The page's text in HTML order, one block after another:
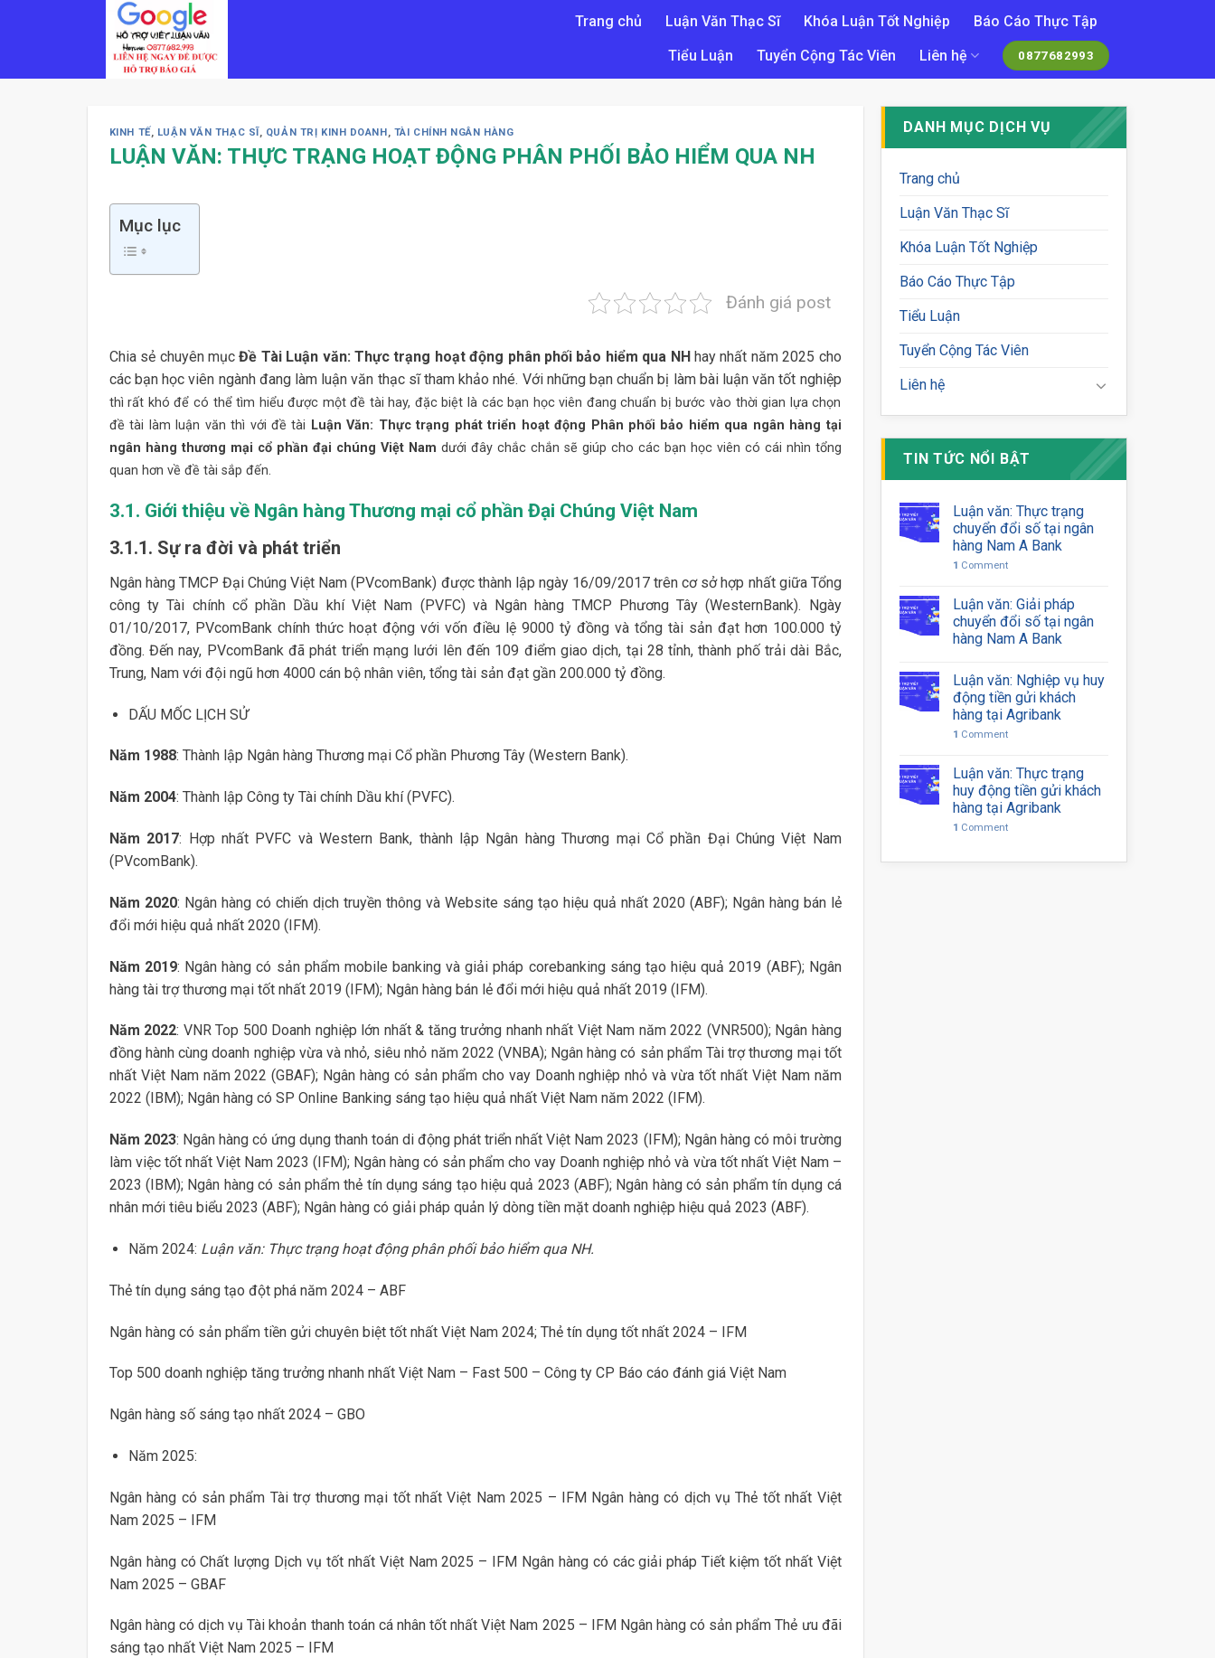
Trang chủ Luận Văn Thạc Sĩ Khóa Luận Tốt Nghiệp
Báo Cáo Thực Tập
Tiểu Luận
Tuyển Cộng Tác Viên Liên hệ 0877682993
KINH TẾ, LUẬN VĂN THẠC SĨ , QUẢN TRỊ KINH DOANH, TÀI CHÍNH NGÂN HÀNG
LUẬN VĂN: THỰC TRẠNG HOẠT ĐỘNG PHÂN PHỐI BẢO HIỂM QUA NH
Mục lục
Đánh giá post
Chia sẻ chuyên mụcĐề Tài Luận văn: Thực trạng hoạt động phân phối bảo hiểm qua NHhay nhất năm 2025 cho
các bạn học viên ngành đang làm luận văn thạc sĩ tham khảo nhé. Với những bạn chuẩn bị làm bài luận văn tốt nghiệp
thì rất khó để có thể tìm hiểu được một đề tài hay, đặc biệt là các bạn học viên đang chuẩn bị bước vào thời gian lựa chọn
đề tài làm luận văn thì với đề tài Luận Văn: Thực trạng phát triển hoạt động Phân phối bảo hiểm qua ngân hàng tại
ngân hàng thương mại cổ phần đại chúng Việt Nam dưới đây chắc chắn sẽ giúp cho các bạn học viên có cái nhìn tổng
quan hơn về đề tài sắp đến.
3.1. Giới thiệu về Ngân hàng Thương mại cổ phần Đại Chúng Việt Nam
3.1.1. Sự ra đời và phát triển
Ngân hàng TMCP Đại Chúng Việt Nam (PVcomBank) được thành lập ngày 16/09/2017 trên cơ sở hợp nhất giữa Tổng
công ty Tài chính cổ phần Dầu khí Việt Nam (PVFC) và Ngân hàng TMCP Phương Tây (WesternBank). Ngày
01/10/2017, PVcomBank chính thức hoạt động với vốn điều lệ 9000 tỷ đồng và tổng tài sản đạt hơn 100.000 tỷ
đồng. Đến nay, PVcomBank đã phát triển mạng lưới lên đến 109 điểm giao dịch, tại 28 tỉnh, thành phố trải dài Bắc,
Trung, Nam với đội ngũ hơn 4000 cán bộ nhân viên, tổng tài sản đạt gần 200.000 tỷ đồng.
DẤU MỐC LỊCH SỬ
Năm 1988: Thành lập Ngân hàng Thương mại Cổ phần Phương Tây (Western Bank).
Năm 2004: Thành lập Công ty Tài chính Dầu khí (PVFC).
Năm 2017: Hợp nhất PVFC và Western Bank, thành lập Ngân hàng Thương mại Cổ phần Đại Chúng Việt Nam
(PVcomBank).
Năm 2020: Ngân hàng có chiến dịch truyền thông và Website sáng tạo hiệu quả nhất 2020 (ABF); Ngân hàng bán lẻ
đổi mới hiệu quả nhất 2020 (IFM).
Năm 2019: Ngân hàng có sản phẩm mobile banking và giải pháp corebanking sáng tạo hiệu quả 2019 (ABF); Ngân
hàng tài trợ thương mại tốt nhất 2019 (IFM); Ngân hàng bán lẻ đổi mới hiệu quả nhất 2019 (IFM).
Năm 2022: VNR Top 500 Doanh nghiệp lớn nhất & tăng trưởng nhanh nhất Việt Nam năm 2022 (VNR500); Ngân hàng
đồng hành cùng doanh nghiệp vừa và nhỏ, siêu nhỏ năm 2022 (VNBA); Ngân hàng có sản phẩm Tài trợ thương mại tốt
nhất Việt Nam năm 2022 (GBAF); Ngân hàng có sản phẩm cho vay Doanh nghiệp nhỏ và vừa tốt nhất Việt Nam năm
2022 (IBM); Ngân hàng có SP Online Banking sáng tạo hiệu quả nhất Việt Nam năm 2022 (IFM).
Năm 2023: Ngân hàng có ứng dụng thanh toán di động phát triển nhất Việt Nam 2023 (IFM); Ngân hàng có môi trường
làm việc tốt nhất Việt Nam 2023 (IFM); Ngân hàng có sản phẩm cho vay Doanh nghiệp nhỏ và vừa tốt nhất Việt Nam –
2023 (IBM); Ngân hàng có sản phẩm thẻ tín dụng sáng tạo hiệu quả 2023 (ABF); Ngân hàng có sản phẩm tín dụng cá
nhân mới tiêu biểu 2023 (ABF); Ngân hàng có giải pháp quản lý dòng tiền mặt doanh nghiệp hiệu quả 2023 (ABF).
Năm 2024: Luận văn: Thực trạng hoạt động phân phối bảo hiểm qua NH.
Thẻ tín dụng sáng tạo đột phá năm 2024 – ABF
Ngân hàng có sản phẩm tiền gửi chuyên biệt tốt nhất Việt Nam 2024; Thẻ tín dụng tốt nhất 2024 – IFM
Top 500 doanh nghiệp tăng trưởng nhanh nhất Việt Nam – Fast 500 – Công ty CP Báo cáo đánh giá Việt Nam
Ngân hàng số sáng tạo nhất 2024 – GBO
Năm 2025:
Ngân hàng có sản phẩm Tài trợ thương mại tốt nhất Việt Nam 2025 – IFM Ngân hàng có dịch vụ Thẻ tốt nhất Việt
Nam 2025 – IFM
Ngân hàng có Chất lượng Dịch vụ tốt nhất Việt Nam 2025 – IFM Ngân hàng có các giải pháp Tiết kiệm tốt nhất Việt
Nam 2025 – GBAF
Ngân hàng có dịch vụ Tài khoản thanh toán cá nhân tốt nhất Việt Nam 2025 – IFM Ngân hàng có sản phẩm Thẻ ưu đãi
sáng tạo nhất Việt Nam 2025 – IFM
DANH MỤC DỊCH VỤ
Trang chủ
Luận Văn Thạc Sĩ
Khóa Luận Tốt Nghiệp
Báo Cáo Thực Tập
Tiểu Luận
Tuyển Cộng Tác Viên
Liên hệ
TIN TỨC NỔI BẬT
Luận văn: Thực trạng
chuyển đổi số tại ngân
hàng Nam A Bank
1 Comment
Luận văn: Giải pháp
chuyển đổi số tại ngân
hàng Nam A Bank
Luận văn: Nghiệp vụ huy
động tiền gửi khách
hàng tại Agribank
1 Comment
Luận văn: Thực trạng
huy động tiền gửi khách
hàng tại Agribank
1 Comment